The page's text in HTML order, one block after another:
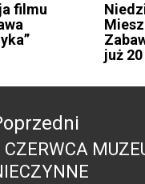
filmu
już
CZERWCA